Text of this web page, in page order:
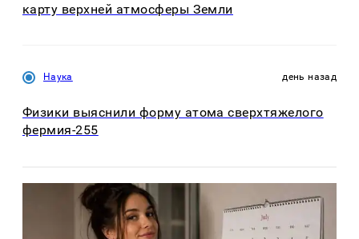
карту верхней атмосферы Земли
Наука день назад
Физики выяснили форму атома сверхтяжелого
фермия-255